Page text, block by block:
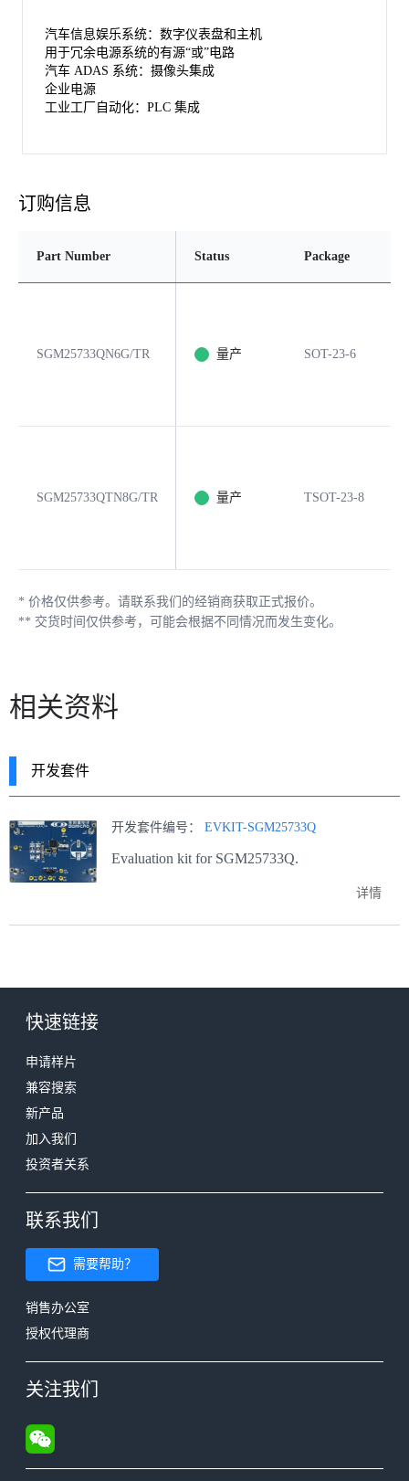
汽车信息娱乐系统：数字仪表盘和主机
用于冗余电源系统的有源“或”电路
汽车 ADAS 系统：摄像头集成
企业电源
工业工厂自动化：PLC 集成
订购信息
Part Number Status Package
SGM25733QN6G/TR 量产 SOT-23-6
SGM25733QTN8G/TR 量产 TSOT-23-8
* 价格仅供参考。请联系我们的经销商获取正式报价。
** 交货时间仅供参考，可能会根据不同情况而发生变化。
相关资料
开发套件
开发套件编号： EVKIT-SGM25733Q
Evaluation kit for SGM25733Q.
详情
快速链接
申请样片
兼容搜索
新产品
加入我们
投资者关系
联系我们
需要帮助？
销售办公室
授权代理商
关注我们